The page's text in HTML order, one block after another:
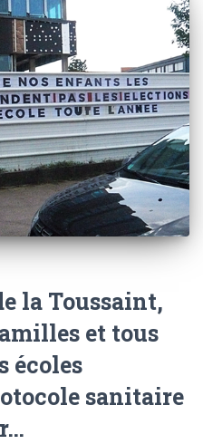
la Toussaint,
et tous
écoles
sanitaire